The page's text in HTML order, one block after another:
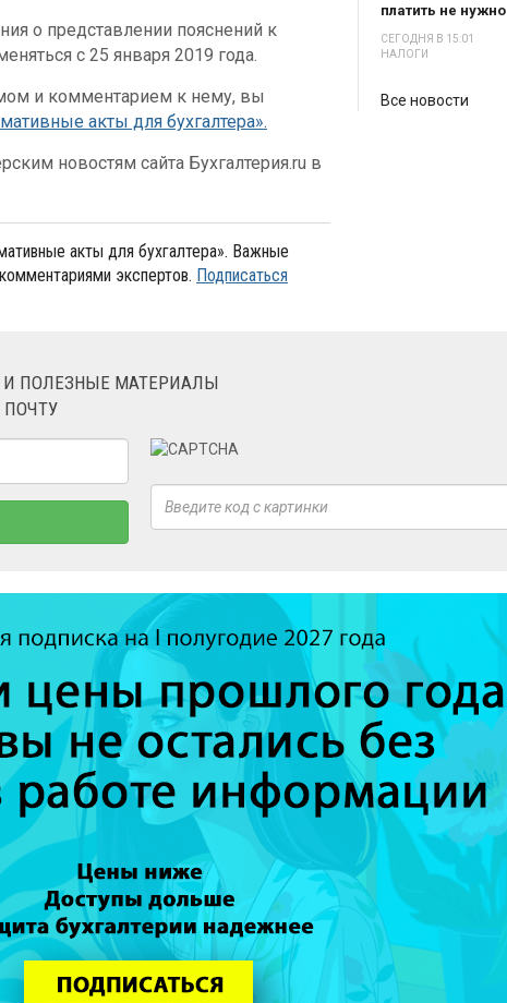
о представлении пояснений к
с 25 января 2019 года.
и комментарием к нему, вы
акты для бухгалтера».
новостям сайта Бухгалтерия.ru в
акты для бухгалтера». Важные
экспертов. Подписаться
платить не нужно
СЕГОДНЯ В 15:01
НАЛОГИ
Все новости
ПОЛЕЗНЫЕ МАТЕРИАЛЫ